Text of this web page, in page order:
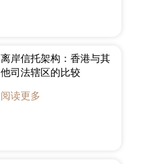
离岸信托架构：香港与其
他司法辖区的比较
阅读更多